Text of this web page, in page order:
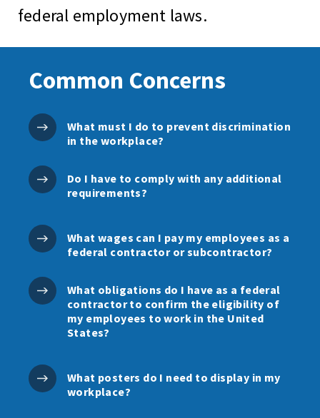
federal employment laws.
Common Concerns
What must I do to prevent discrimination
in the workplace?
Do I have to comply with any additional
requirements?
What wages can I pay my employees as a
federal contractor or subcontractor?
What obligations do I have as a federal
contractor to confirm the eligibility of
my employees to work in the United
States?
What posters do I need to display in my
workplace?